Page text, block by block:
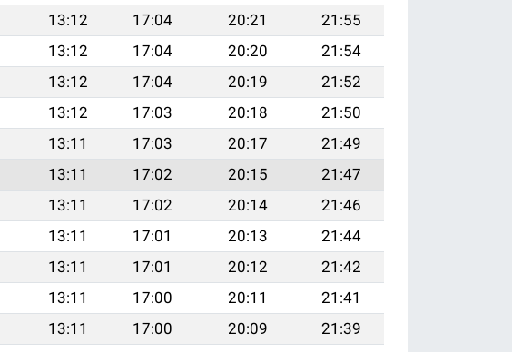
13:12 17:04 20:21
21:55
13:12 17:04 20:20
21:54
13:12 17:04 20:19
21:52
13:12 17:03 20:18
21:50
13:11 17:03 20:17
21:49
13:11 17:02 20:15
21:47
13:11 17:02 20:14
21:46
13:11 17:01 20:13
21:44
13:11 17:01 20:12
21:42
13:11 17:00 20:11
21:41
13:11 17:00 20:09
21:39